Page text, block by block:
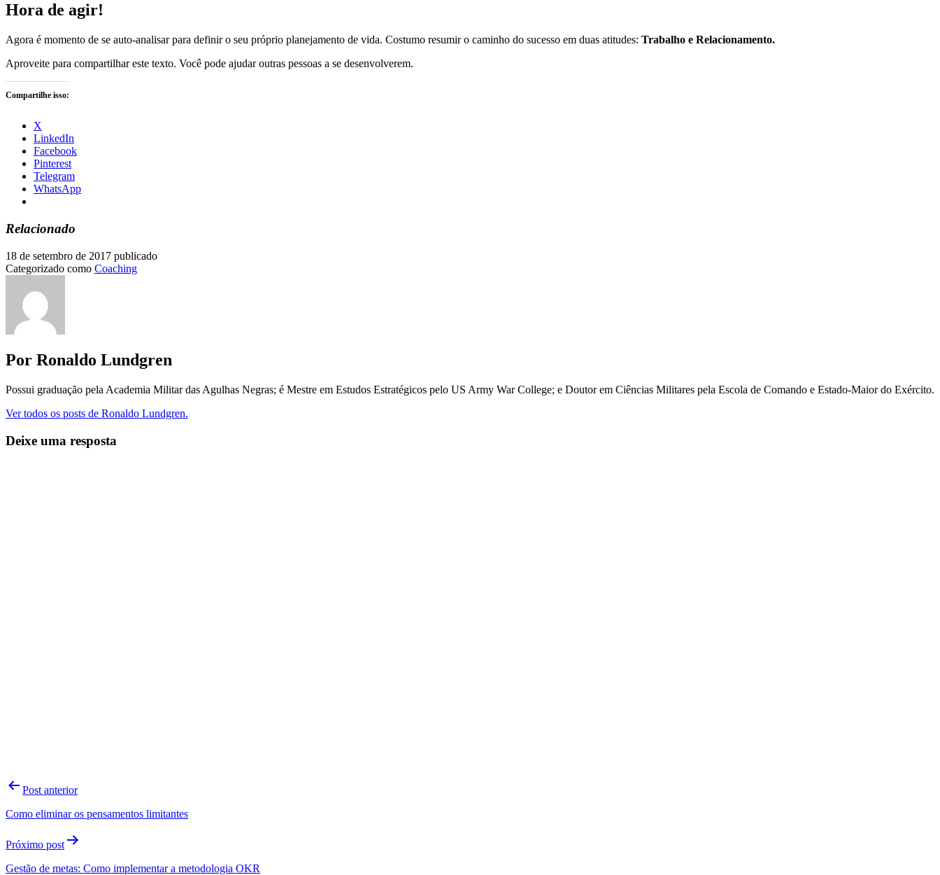
Hora de agir!
Agora é momento de se auto-analisar para definir o seu próprio planejamento de vida. Costumo resumir o caminho do sucesso em duas atitudes: Trabalho e Relacionamento.
Aproveite para compartilhar este texto. Você pode ajudar outras pessoas a se desenvolverem.
Compartilhe isso:
X
LinkedIn
Facebook
Pinterest
Telegram
WhatsApp
Relacionado
18 de setembro de 2017 publicado
Categorizado como Coaching
Por Ronaldo Lundgren
Possui graduação pela Academia Militar das Agulhas Negras; é Mestre em Estudos Estratégicos pelo US Army War College; e Doutor em Ciências Militares pela Escola de Comando e Estado-Maior do Exército.
Ver todos os posts de Ronaldo Lundgren.
Deixe uma resposta
Navegação
Post
Post anterior
Como eliminar os pensamentos limitantes
Próximo post
Gestão de metas: Como implementar a metodologia OKR